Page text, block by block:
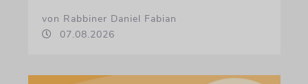
von Rabbiner Daniel Fabian
07.08.2026